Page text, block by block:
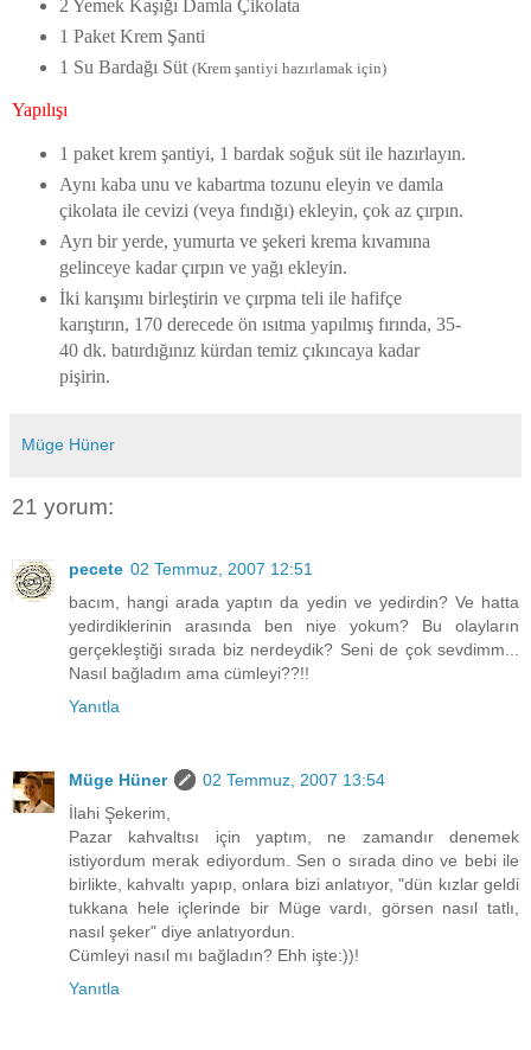
2 Yemek Kaşığı Damla Çikolata
1 Paket Krem Şanti
1 Su Bardağı Süt (Krem şantiyi hazırlamak için)
Yapılışı
1 paket krem şantiyi, 1 bardak soğuk süt ile hazırlayın.
Aynı kaba unu ve kabartma tozunu eleyin ve damla
çikolata ile cevizi (veya fındığı) ekleyin, çok az çırpın.
Ayrı bir yerde, yumurta ve şekeri krema kıvamına
gelinceye kadar çırpın ve yağı ekleyin.
İki karışımı birleştirin ve çırpma teli ile hafifçe
karıştırın, 170 derecede ön ısıtma yapılmış fırında, 35-
40 dk. batırdığınız kürdan temiz çıkıncaya kadar
pişirin.
Müge Hüner
21 yorum:
pecete 02 Temmuz, 2007 12:51
bacım, hangi arada yaptın da yedin ve yedirdin? Ve hatta
yedirdiklerinin arasında ben niye yokum? Bu olayların
gerçekleştiği sırada biz nerdeydik? Seni de çok sevdimm...
Nasıl bağladım ama cümleyi??!!
Yanıtla
Müge Hüner
02 Temmuz, 2007 13:54
İlahi Şekerim,
Pazar kahvaltısı için yaptım, ne zamandır denemek
istiyordum merak ediyordum. Sen o sırada dino ve bebi ile
birlikte, kahvaltı yapıp, onlara bizi anlatıyor, "dün kızlar geldi
tukkana hele içlerinde bir Müge vardı, görsen nasıl tatlı,
nasıl şeker" diye anlatıyordun.
Cümleyi nasıl mı bağladın? Ehh işte:))!
Yanıtla